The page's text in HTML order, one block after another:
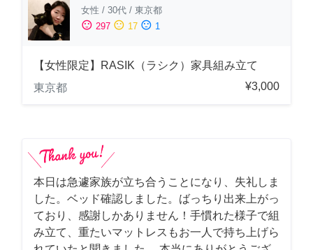
女性 / 30代 / 東京都
sentiment_satisfied 297 sentiment_neutral 17 sentiment_dissatisfied 1
【女性限定】RASIK（ラシク）家具組み立て
東京都
¥3,000
本日は急遽家族が立ち合うことになり、失礼しま
した。ベッド確認しました。ばっちり出来上がっ
ており、感謝しかありません！手慣れた様子で組
み立て、重たいマットレスもお一人で持ち上げら